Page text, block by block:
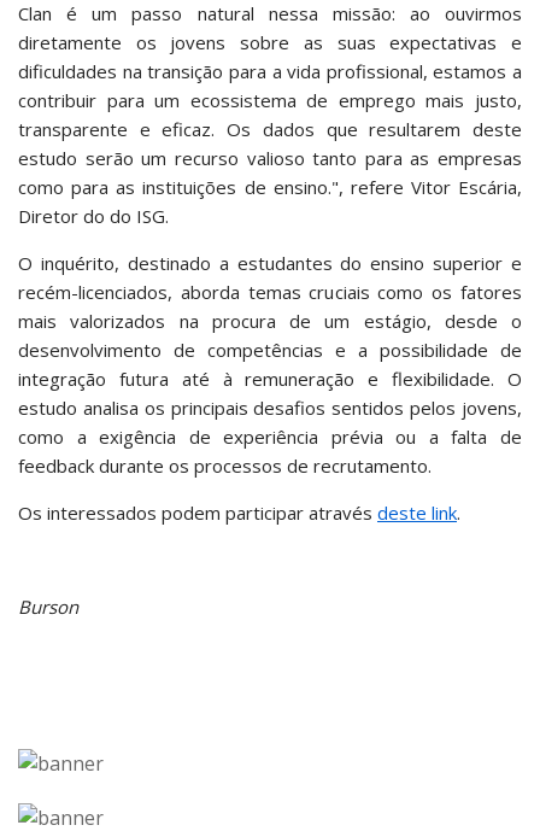
Clan é um passo natural nessa missão: ao ouvirmos
diretamente os jovens sobre as suas expectativas e
dificuldades na transição para a vida profissional, estamos a
contribuir para um ecossistema de emprego mais justo,
transparente e eficaz. Os dados que resultarem deste
estudo serão um recurso valioso tanto para as empresas
como para as instituições de ensino.", refere Vitor Escária,
Diretor do do ISG.
O inquérito, destinado a estudantes do ensino superior e
recém-licenciados, aborda temas cruciais como os fatores
mais valorizados na procura de um estágio, desde o
desenvolvimento de competências e a possibilidade de
integração futura até à remuneração e flexibilidade. O
estudo analisa os principais desafios sentidos pelos jovens,
como a exigência de experiência prévia ou a falta de
feedback durante os processos de recrutamento.
Os interessados podem participar através deste link.
Burson